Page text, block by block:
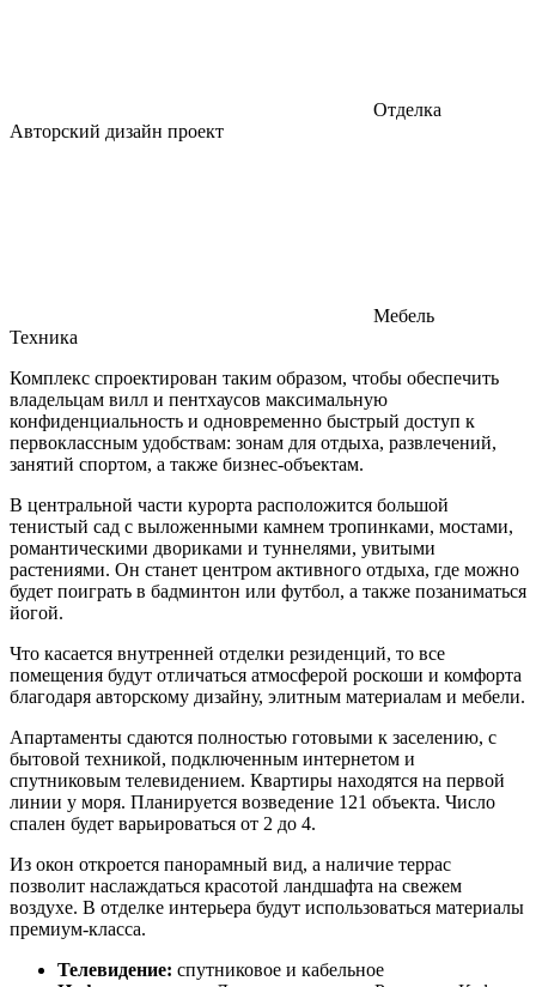
Отделка
Авторский дизайн проект
Мебель
Техника
Комплекс спроектирован таким образом, чтобы обеспечить
владельцам вилл и пентхаусов максимальную
конфиденциальность и одновременно быстрый доступ к
первоклассным удобствам: зонам для отдыха, развлечений,
занятий спортом, а также бизнес-объектам.
В центральной части курорта расположится большой
тенистый сад с выложенными камнем тропинками, мостами,
романтическими двориками и туннелями, увитыми
растениями. Он станет центром активного отдыха, где можно
будет поиграть в бадминтон или футбол, а также позаниматься
йогой.
Что касается внутренней отделки резиденций, то все
помещения будут отличаться атмосферой роскоши и комфорта
благодаря авторскому дизайну, элитным материалам и мебели.
Апартаменты сдаются полностью готовыми к заселению, с
бытовой техникой, подключенным интернетом и
спутниковым телевидением. Квартиры находятся на первой
линии у моря. Планируется возведение 121 объекта. Число
спален будет варьироваться от 2 до 4.
Из окон откроется панорамный вид, а наличие террас
позволит наслаждаться красотой ландшафта на свежем
воздухе. В отделке интерьера будут использоваться материалы
премиум-класса.
Телевидение: спутниковое и кабельное